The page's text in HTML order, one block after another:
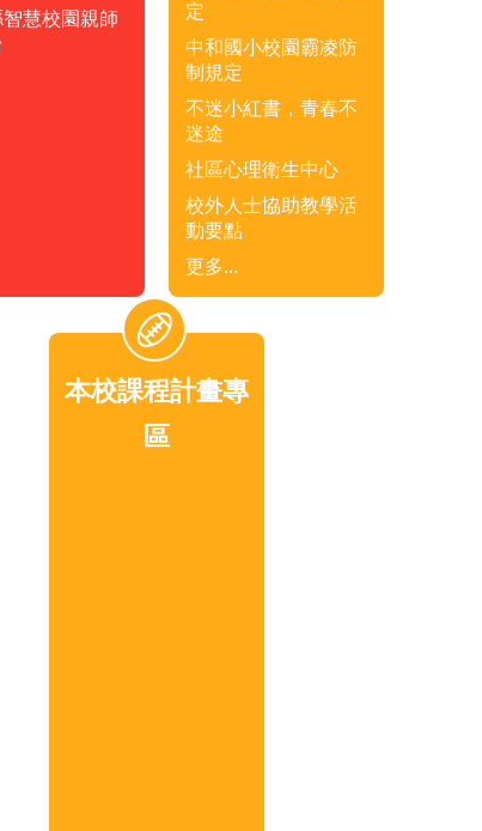
慧校園親師
定
中和國小校園霸凌防
制規定
不迷小紅書，青春不
迷途
社區心理衛生中心
校外人士協助教學活
動要點
更多...
本校課程計畫專
區